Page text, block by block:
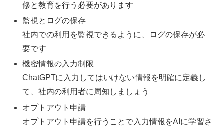
修と教育を行う必要があります
監視とログの保存
社内での利用を監視できるように、ログの保存が必
要です
機密情報の入力制限
ChatGPTに入力してはいけない情報を明確に定義し
て、社内の利用者に周知しましょう
オプトアウト申請
オプトアウト申請を行うことで入力情報をAIに学習さ